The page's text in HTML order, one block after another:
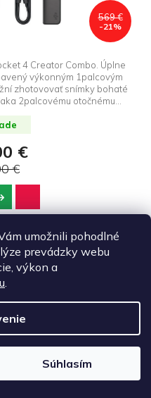
umožnili pohodlné
prevádzky webu
výkon a
.
Súhlasím
569 €
-21%
4 Creator Combo. Úplne
výkonným 1palcovým
zhotovovať snímky bohaté
2palcovému otočnému
rýchlemu ostreniu
vertikálnej polohy a získať
rozlíšeniu 4K/120 snímok za
stabilizácii a radu
na každý pohyblivý
rozšíreným príslušenstvom,
DJI Mic 2.
€
€
Combo